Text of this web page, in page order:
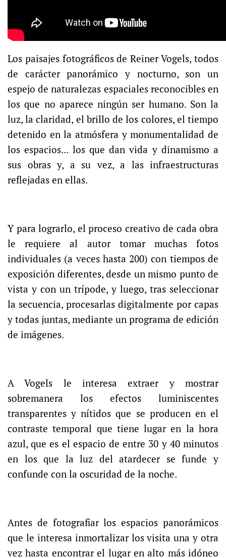
Los paisajes fotográficos de Reiner Vogels, todos
de carácter panorámico y nocturno, son un
espejo de naturalezas espaciales reconocibles en
los que no aparece ningún ser humano. Son la
luz, la claridad, el brillo de los colores, el tiempo
detenido en la atmósfera y monumentalidad de
los espacios... los que dan vida y dinamismo a
sus obras y, a su vez, a las infraestructuras
reflejadas en ellas.
Y para lograrlo, el proceso creativo de cada obra
le requiere al autor tomar muchas fotos
individuales (a veces hasta 200) con tiempos de
exposición diferentes, desde un mismo punto de
vista y con un trípode, y luego, tras seleccionar
la secuencia, procesarlas digitalmente por capas
y todas juntas, mediante un programa de edición
de imágenes.
A Vogels le interesa extraer y mostrar
sobremanera los efectos luminiscentes
transparentes y nítidos que se producen en el
contraste temporal que tiene lugar en la hora
azul, que es el espacio de entre 30 y 40 minutos
en los que la luz del atardecer se funde y
confunde con la oscuridad de la noche.
Antes de fotografiar los espacios panorámicos
que le interesa inmortalizar los visita una y otra
vez hasta encontrar el lugar en alto más idóneo